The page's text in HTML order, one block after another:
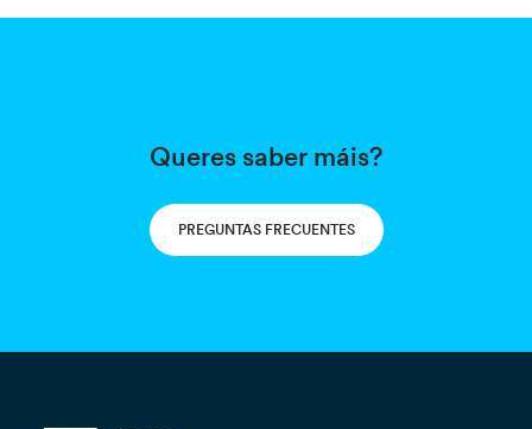
Queres saber máis?
PREGUNTAS FRECUENTES